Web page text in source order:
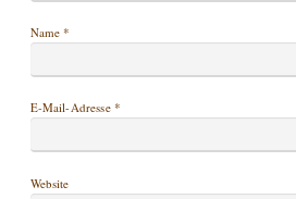
Name*
E-Mail-Adresse*
Website